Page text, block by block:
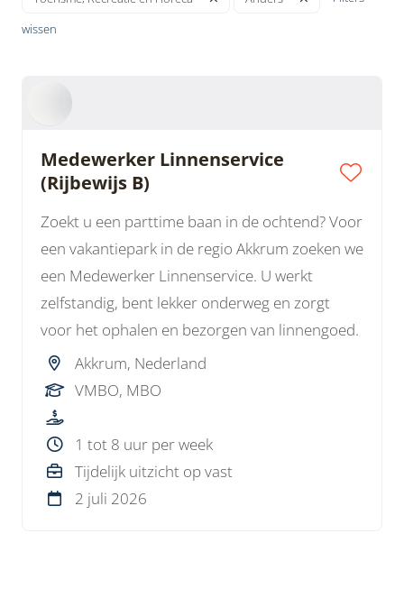
wissen
Medewerker Linnenservice
(Rijbewijs B)
Zoekt u een parttime baan in de ochtend? Voor
een vakantiepark in de regio Akkrum zoeken we
een Medewerker Linnenservice. U werkt
zelfstandig, bent lekker onderweg en zorgt
voor het ophalen en bezorgen van linnengoed.
Akkrum, Nederland
VMBO, MBO
1 tot 8 uur per week
Tijdelijk uitzicht op vast
2 juli 2026